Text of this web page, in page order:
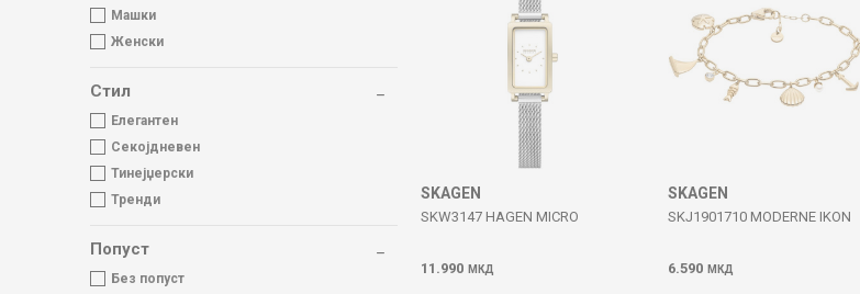
Машки
Женски
Стил
Елегантен
Секојдневен
Тинејџерски
Тренди
Попуст
Без попуст
SKAGEN
SKW3147 HAGEN MICRO
11.990 МКД
SKAGEN
SKJ1901710 MODERNE IKON
6.590 МКД